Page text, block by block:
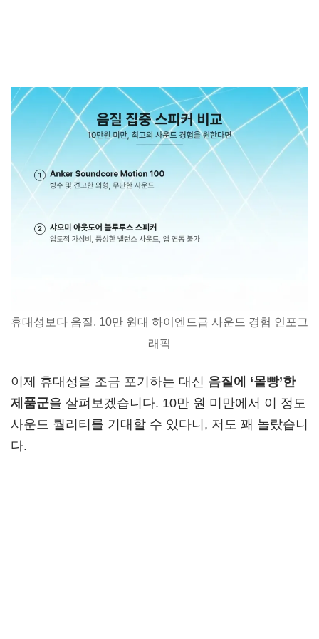
휴대성보다 음질, 10만 원대 하이엔드급 사운드 경험 인포그
래픽
이제 휴대성을 조금 포기하는 대신 음질에 ‘몰빵’한
제품군을 살펴보겠습니다. 10만 원 미만에서 이 정도
사운드 퀄리티를 기대할 수 있다니, 저도 꽤 놀랐습니
다.